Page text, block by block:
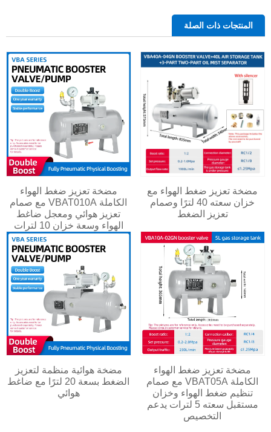
المنتجات ذات الصلة
مضخة تعزيز ضغط الهواء
الكاملة VBAT010A مع صمام
تعزيز هوائي ومعجل ضاغط
الهواء وسعة خزان 10 لترات
مضخة تعزيز ضغط الهواء مع
خزان سعته 40 لترًا وصمام
تعزيز الضغط
مضخة هوائية منظمة لتعزيز
الضغط بسعة 20 لترًا مع ضاغط
هوائي
مضخة تعزيز ضغط الهواء
الكاملة VBAT05A مع صمام
تنظيم ضغط الهواء وخزان
مستقبل سعته 5 لترات يدعم
التخصيص